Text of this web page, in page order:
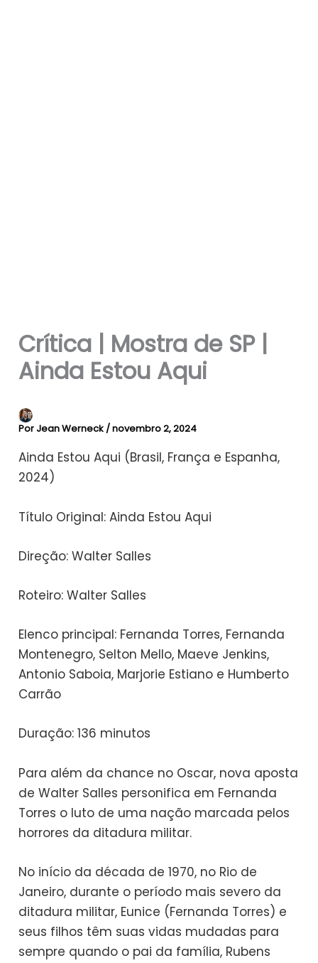
Crítica | Mostra de SP |
Ainda Estou Aqui
PorJean Werneck /novembro 2, 2024
Ainda Estou Aqui (Brasil, França e Espanha,
2024)
Título Original: Ainda Estou Aqui
Direção: Walter Salles
Roteiro: Walter Salles
Elenco principal: Fernanda Torres, Fernanda
Montenegro, Selton Mello, Maeve Jenkins,
Antonio Saboia, Marjorie Estiano e Humberto
Carrão
Duração: 136 minutos
Para além da chance no Oscar, nova aposta
de Walter Salles personifica em Fernanda
Torres o luto de uma nação marcada pelos
horrores da ditadura militar.
No início da década de 1970, no Rio de
Janeiro, durante o período mais severo da
ditadura militar, Eunice (Fernanda Torres) e
seus filhos têm suas vidas mudadas para
sempre quando o pai da família, Rubens